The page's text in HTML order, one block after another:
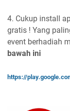
4. Cukup install
gratis ! Yang
event berhadiah
bawah ini
https://